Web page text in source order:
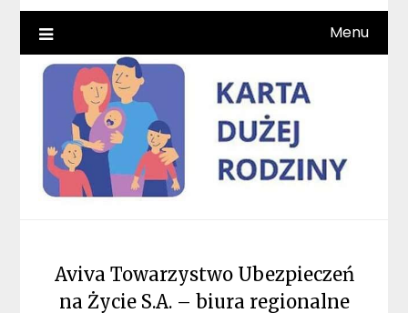
Menu
Aviva Towarzystwo Ubezpieczeń
na Życie S.A. – biura regionalne